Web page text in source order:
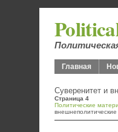
Главная
Суверенитет и
Страница 4
Политические